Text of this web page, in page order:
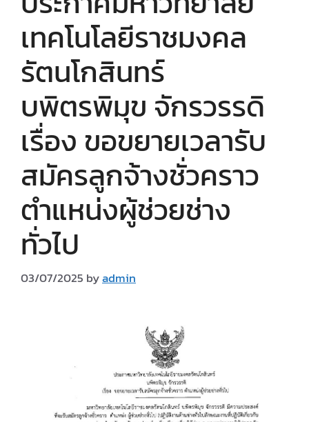
เทคโนโลยีราชมงคล
รัตนโกสินทร์
บพิตรพิมุข จักรวรรดิ
เรื่อง ขอขยายเวลารับ
สมัครลูกจ้างชั่วคราว
ตำแหน่งผู้ช่วยช่าง
ทั่วไป
03/07/2025 byadmin